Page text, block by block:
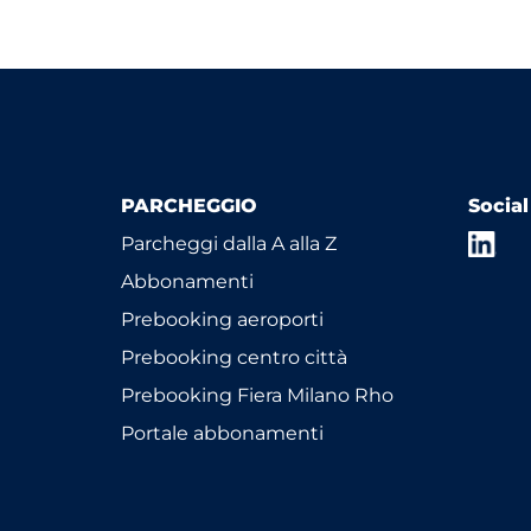
PARCHEGGIO
Parcheggi dalla A alla Z
Abbonamenti
Prebooking aeroporti
Prebooking centro città
Prebooking Fiera Milano Rho
Portale abbonamenti